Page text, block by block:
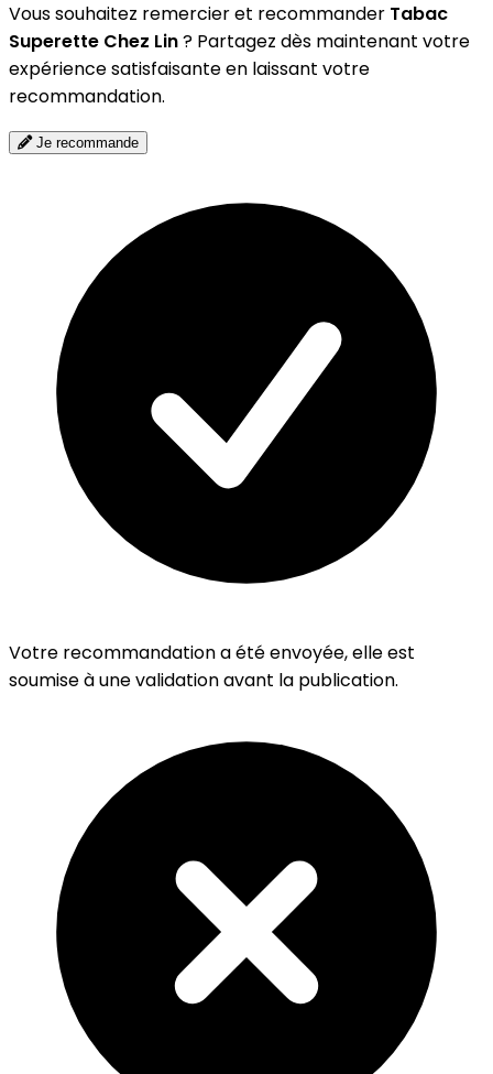
Vous souhaitez remercier et recommander Tabac
Superette Chez Lin? Partagez dès maintenant votre
expérience satisfaisante en laissant votre
recommandation.
Je recommande
Votre recommandation a été envoyée, elle est
soumise à une validation avant la publication.